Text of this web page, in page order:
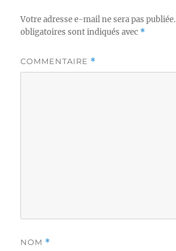
Votre adresse e-mail ne sera pas publiée.
obligatoires sont indiqués avec *
COMMENTAIRE *
NOM *